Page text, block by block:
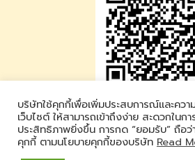
บริษัทใช้คุกกี้เพื่อเพิ่มประสบการณ์และควา
เว็บไซต์ ให้สามารถเข้าถึงง่าย สะดวกในก
ประสิทธิภาพยิ่งขึ้น การกด “ยอมรับ” ถือว่
คุกกี้ ตามนโยบายคุกกี้ของบริษัท Read
Vinito Travel
LINE ID :